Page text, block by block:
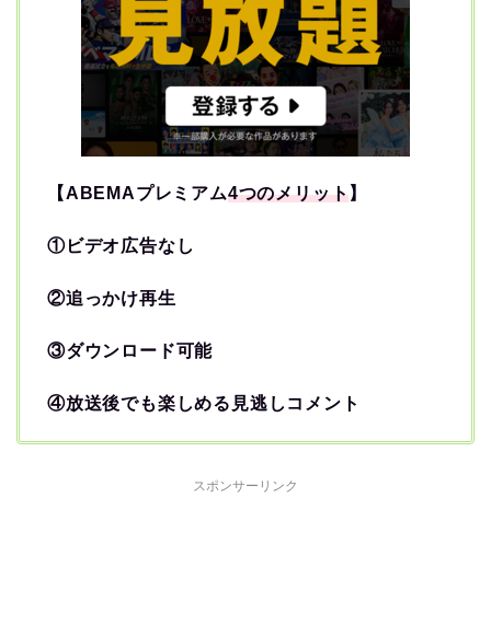
【ABEMAプレミアム4つのメリット】
①ビデオ広告なし
②追っかけ再生
③ダウンロード可能
④放送後でも楽しめる見逃しコメント
スポンサーリンク